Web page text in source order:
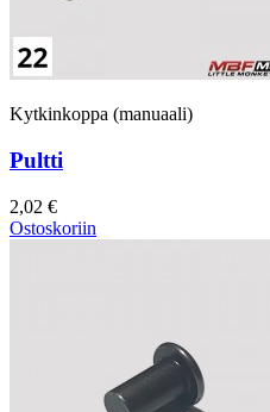
Kytkinkoppa (manuaali)
Pultti
2,02 €
Ostoskoriin